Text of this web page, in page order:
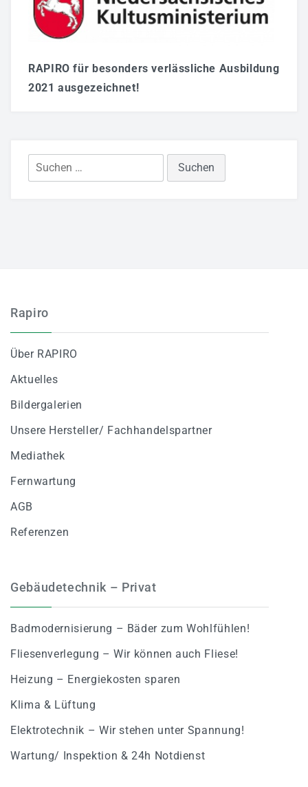
RAPIRO für besonders verlässliche Ausbildung
2021 ausgezeichnet!
Suchen
nach:
Rapiro
Über RAPIRO
Aktuelles
Bildergalerien
Unsere Hersteller/ Fachhandelspartner
Mediathek
Fernwartung
AGB
Referenzen
Gebäudetechnik – Privat
Badmodernisierung – Bäder zum Wohlfühlen!
Fliesenverlegung – Wir können auch Fliese!
Heizung – Energiekosten sparen
Klima & Lüftung
Elektrotechnik – Wir stehen unter Spannung!
Wartung/ Inspektion & 24h Notdienst